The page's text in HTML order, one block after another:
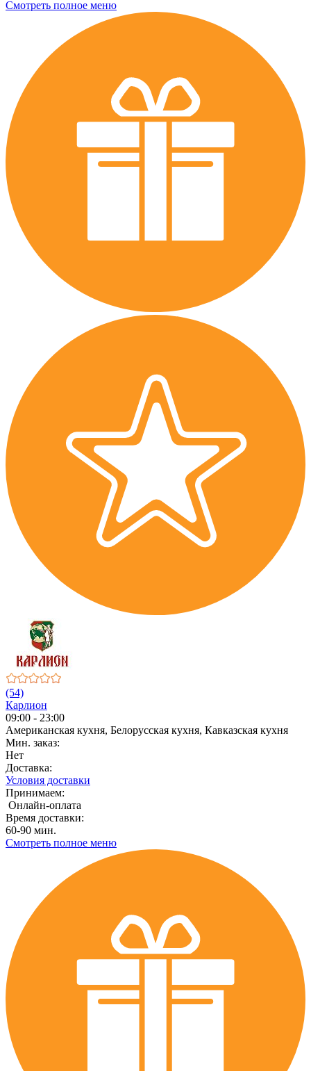
Смотреть полное меню
(54)
Карлион
09:00 - 23:00
Американская кухня, Белорусская кухня, Кавказская кухня
Мин. заказ:
Нет
Доставка:
Условия доставки
Принимаем:
Онлайн-оплата
Время доставки:
60-90 мин.
Смотреть полное меню